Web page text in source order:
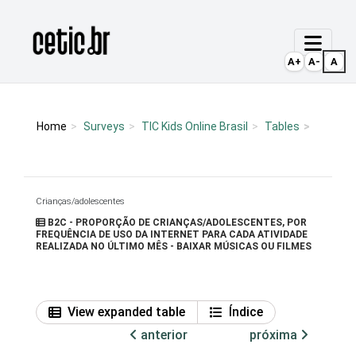
Página inicial
Home Surveys TIC Kids Online Brasil Tables
Crianças/adolescentes
B2C - PROPORÇÃO DE CRIANÇAS/ADOLESCENTES, POR
FREQUÊNCIA DE USO DA INTERNET PARA CADA ATIVIDADE
REALIZADA NO ÚLTIMO MÊS - BAIXAR MÚSICAS OU FILMES
View expanded table
Índice
anterior
próxima
A+ A- A